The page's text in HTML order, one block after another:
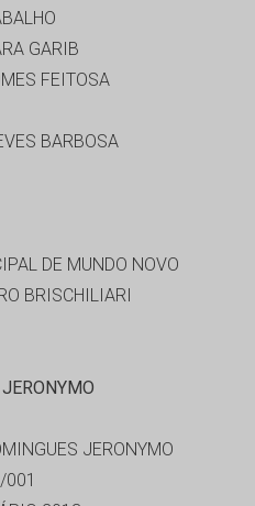
GARIB
FEITOSA
BARBOSA
DE MUNDO NOVO
BRISCHILIARI
JERONYMO